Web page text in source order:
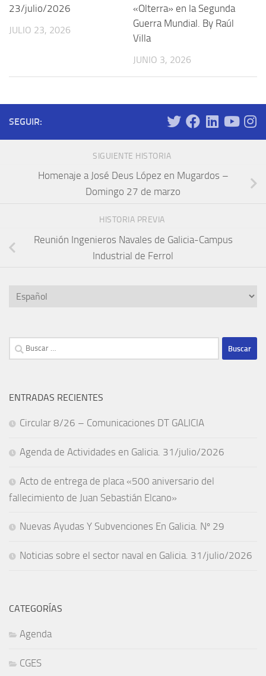
23/julio/2026
JULIO 23, 2026
«Olterra» en la Segunda
Guerra Mundial. By Raúl
Villa
JUNIO 3, 2026
SEGUIR:
SIGUIENTE HISTORIA
Homenaje a José Deus López en Mugardos –
Domingo 27 de marzo
HISTORIA PREVIA
Reunión Ingenieros Navales de Galicia-Campus
Industrial de Ferrol
Elegir
Buscar:
ENTRADAS RECIENTES
Circular 8/26 – Comunicaciones DT GALICIA
Agenda de Actividades en Galicia. 31/julio/2026
Acto de entrega de placa «500 aniversario del
fallecimiento de Juan Sebastián Elcano»
Nuevas Ayudas Y Subvenciones En Galicia. Nº 29
Noticias sobre el sector naval en Galicia. 31/julio/2026
CATEGORÍAS
Agenda
CGES